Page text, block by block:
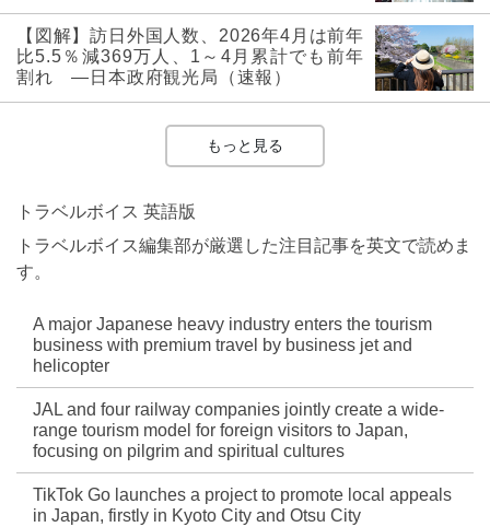
【図解】訪日外国人数、2026年4月は前年
比5.5％減369万人、1～4月累計でも前年
割れ ―日本政府観光局（速報）
もっと見る
トラベルボイス 英語版
トラベルボイス編集部が厳選した注目記事を英文で読めま
す。
A major Japanese heavy industry enters the tourism
business with premium travel by business jet and
helicopter
JAL and four railway companies jointly create a wide-
range tourism model for foreign visitors to Japan,
focusing on pilgrim and spiritual cultures
TikTok Go launches a project to promote local appeals
in Japan, firstly in Kyoto City and Otsu City